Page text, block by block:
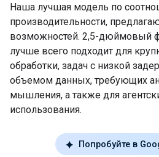
Наша лучшая модель по
производительности,
возможностей. 2,5-дюймовый
лучше всего подходит для
обработки, задач с низкой
объемом данных, требующих
мышления, а также для
использования.
Попробуйте в